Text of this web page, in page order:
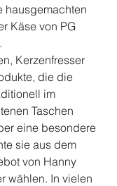
hausgemachten
Käse von PG
Kerzenfresser
die die
im
Taschen
eine besondere
sie aus dem
von Hanny
wählen. In vielen